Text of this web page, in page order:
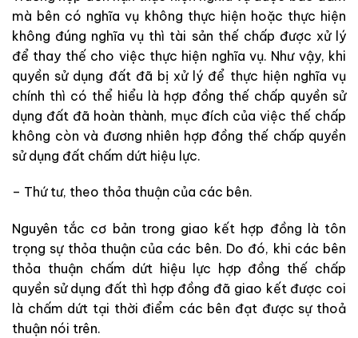
mà bên có nghĩa vụ không thực hiện hoặc thực hiện
không đúng nghĩavụ thì tài sản thế chấp được xử lý
để thay thế cho việc thực hiện nghĩa vụ. Như vậy, khi
quyền sử dụng đất đã bịxử lý để thực hiện nghĩavụ
chính thì có thể hiểu là hợp đồng thế chấp quyền sử
dụng đất đã hoàn thành, mục đích củaviệc thế chấp
không cònvà đương nhiên hợp đồng thế chấp quyền
sử dụng đất chấm dứt hiệu lực.
– Thứ tư, theo thỏa thuận của các bên.
Nguyên tắc cơ bản trong giao kết hợp đồng là tôn
trọng sự thỏa thuận của các bên. Do đó, khi các bên
thỏa thuận chấm dứt hiệu lực hợp đồng thế chấp
quyền sử dụng đất thì hợp đồng đã giao kết được coi
là chấm dứt tại thời điểm các bên đạt được sự thoả
thuận nói trên.